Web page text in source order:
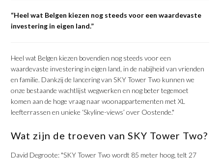
“Heel wat Belgen kiezen nog steeds voor een waardevaste
investering in eigen land.”
Heel wat Belgen kiezen bovendien nog steeds voor een
waardevaste investering in eigen land, in de nabijheid van vrienden
en familie. Dankzij de lancering van SKY Tower Two kunnen we
onze bestaande wachtlijst wegwerken en nog beter tegemoet
komen aan de hoge vraag naar woonappartementen met XL
leefterrassen en unieke ‘Skyline-views’ over Oostende."
Wat zijn de troeven van SKY Tower Two?
David Degroote: "SKY Tower Two wordt 85 meter hoog, telt 27